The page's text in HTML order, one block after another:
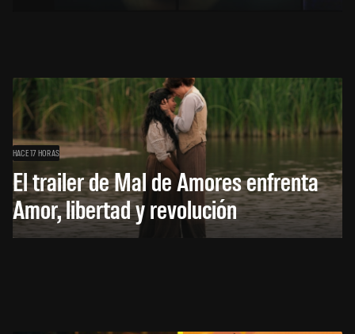
HACE 17 HORAS
El trailer de Mal de Amores enfrenta
Amor, libertad y revolución